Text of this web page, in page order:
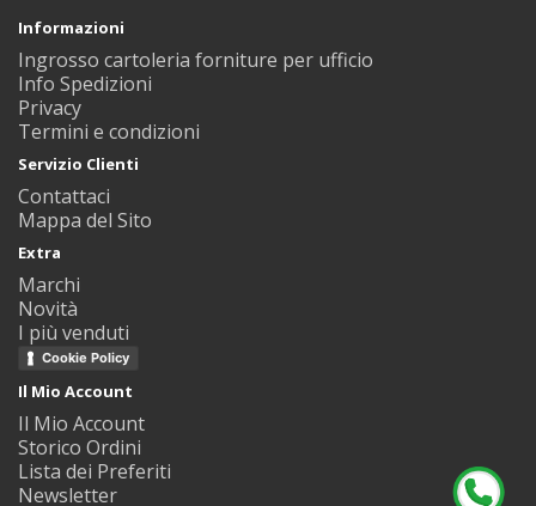
Informazioni
Ingrosso cartoleria forniture per ufficio
Info Spedizioni
Privacy
Termini e condizioni
Servizio Clienti
Contattaci
Mappa del Sito
Extra
Marchi
Novità
I più venduti
Cookie Policy
Il Mio Account
Il Mio Account
Storico Ordini
Lista dei Preferiti
Newsletter